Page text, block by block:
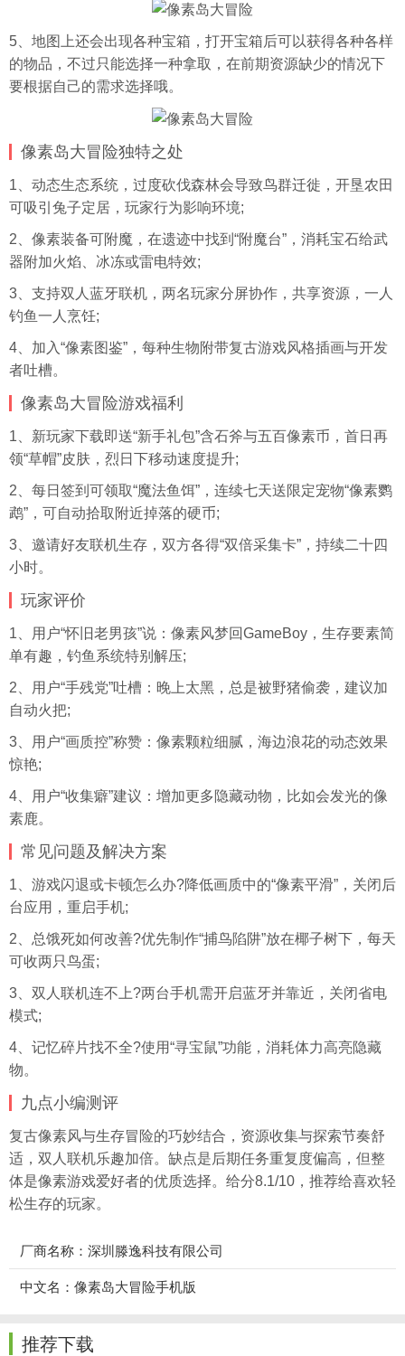
5、地图上还会出现各种宝箱，打开宝箱后可以获得各种各样
的物品，不过只能选择一种拿取，在前期资源缺少的情况下
要根据自己的需求选择哦。
像素岛大冒险独特之处
1、动态生态系统，过度砍伐森林会导致鸟群迁徙，开垦农田
可吸引兔子定居，玩家行为影响环境;
2、像素装备可附魔，在遗迹中找到“附魔台”，消耗宝石给武
器附加火焰、冰冻或雷电特效;
3、支持双人蓝牙联机，两名玩家分屏协作，共享资源，一人
钓鱼一人烹饪;
4、加入“像素图鉴”，每种生物附带复古游戏风格插画与开发
者吐槽。
像素岛大冒险游戏福利
1、新玩家下载即送“新手礼包”含石斧与五百像素币，首日再
领“草帽”皮肤，烈日下移动速度提升;
2、每日签到可领取“魔法鱼饵”，连续七天送限定宠物“像素鹦
鹉”，可自动拾取附近掉落的硬币;
3、邀请好友联机生存，双方各得“双倍采集卡”，持续二十四
小时。
玩家评价
1、用户“怀旧老男孩”说：像素风梦回GameBoy，生存要素简
单有趣，钓鱼系统特别解压;
2、用户“手残党”吐槽：晚上太黑，总是被野猪偷袭，建议加
自动火把;
3、用户“画质控”称赞：像素颗粒细腻，海边浪花的动态效果
惊艳;
4、用户“收集癖”建议：增加更多隐藏动物，比如会发光的像
素鹿。
常见问题及解决方案
1、游戏闪退或卡顿怎么办?降低画质中的“像素平滑”，关闭后
台应用，重启手机;
2、总饿死如何改善?优先制作“捕鸟陷阱”放在椰子树下，每天
可收两只鸟蛋;
3、双人联机连不上?两台手机需开启蓝牙并靠近，关闭省电
模式;
4、记忆碎片找不全?使用“寻宝鼠”功能，消耗体力高亮隐藏
物。
九点小编测评
复古像素风与生存冒险的巧妙结合，资源收集与探索节奏舒
适，双人联机乐趣加倍。缺点是后期任务重复度偏高，但整
体是像素游戏爱好者的优质选择。给分8.1/10，推荐给喜欢轻
松生存的玩家。
厂商名称：深圳滕逸科技有限公司
中文名：像素岛大冒险手机版
推荐下载